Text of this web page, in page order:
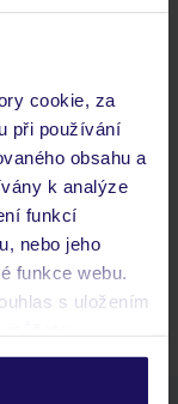
cookie, za
při používání
obsahu a
k analýze
funkcí
nebo jeho
funkce webu.
s uložením